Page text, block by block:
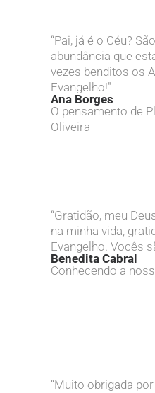
“Pai, já é o Céu?
abundância que
vezes benditos os
Evangelho!”
Ana Borges
O pensamento de
Oliveira
“Gratidão, meu
na minha vida,
Evangelho. Vocês
Benedita Cabral
Conhecendo a
“Muito obrigada